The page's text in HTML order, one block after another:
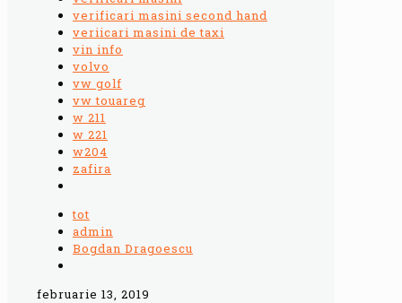
verificari masini second hand
veriicari masini de taxi
vin info
volvo
vw golf
vw touareg
w 211
w 221
w204
zafira
tot
admin
Bogdan Dragoescu
februarie 13, 2019